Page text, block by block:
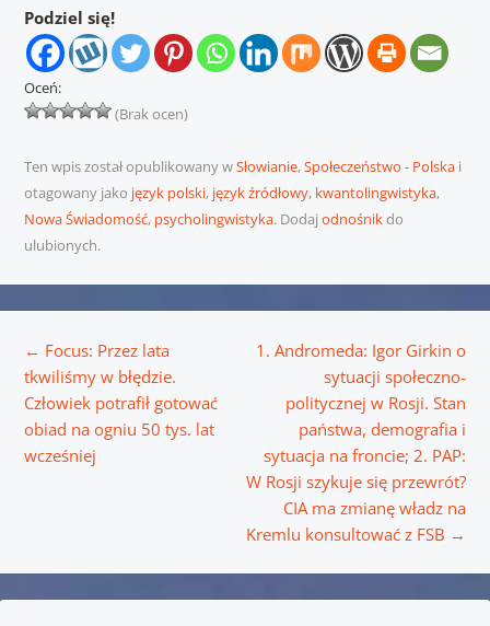
Podziel się!
Oceń:
(Brak ocen)
Ten wpis został opublikowany wSłowianie,Społeczeństwo - Polskai
otagowany jako język polski, język źródłowy, kwantolingwistyka,
Nowa Świadomość, psycholingwistyka. Dodaj odnośnikdo
ulubionych.
← Focus: Przez lata
tkwiliśmy w błędzie.
Człowiek potrafił gotować
obiad na ogniu 50 tys. lat
wcześniej
1. Andromeda: Igor Girkin o
sytuacji społeczno-
politycznej w Rosji. Stan
państwa, demografia i
sytuacja na froncie; 2. PAP:
W Rosji szykuje się przewrót?
CIA ma zmianę władz na
Kremlu konsultować z FSB →